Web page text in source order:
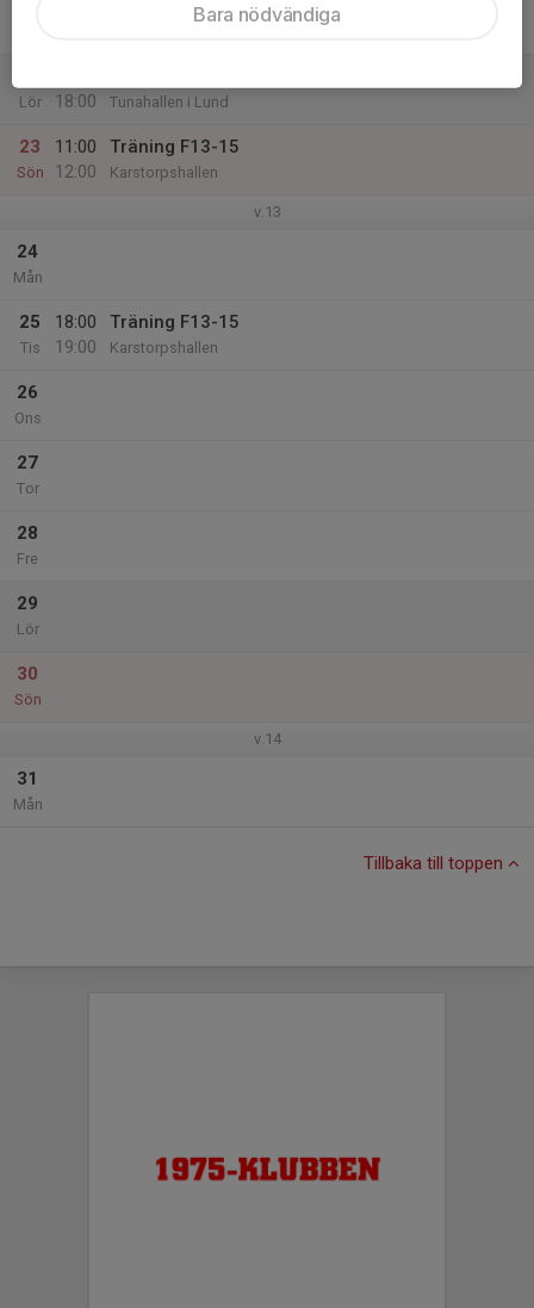
Lör
18:00
Tunahallen i Lund
23
Sön
11:00
12:00
Träning F13-15
Karstorpshallen
v.13
24
Mån
25
Tis
18:00
19:00
Träning F13-15
Karstorpshallen
26
Ons
27
Tor
28
Fre
29
Lör
30
Sön
v.14
31
Mån
Tillbaka till toppen
Bara nödvändiga